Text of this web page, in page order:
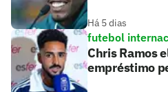
Há 5 dias
futebol
Chris Ramos
empréstimo